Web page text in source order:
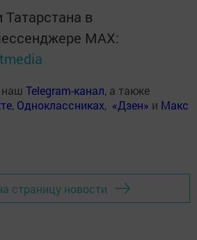
Татарстана в
MАХ:
наш Telegram-канал, а также
, Одноклассниках, «Дзен» и Макс
страницу новости